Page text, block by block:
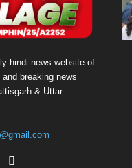
hindi news website of
breaking news
& Uttar